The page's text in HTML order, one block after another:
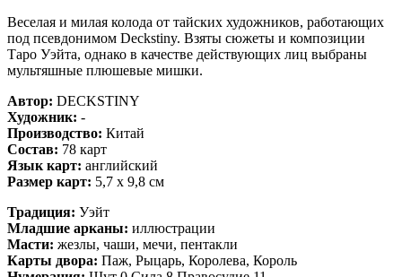
Веселая и милая колода от тайских художников, работающих
под псевдонимом Deckstiny. Взяты сюжеты и композиции
Таро Уэйта, однако в качестве действующих лиц выбраны
мультяшные плюшевые мишки.
Автор: DECKSTINY
Художник: -
Производство: Китай
Состав: 78 карт
Язык карт: английский
Размер карт: 5,7 х 9,8 см
Традиция: Уэйт
Младшие арканы: иллюстрации
Масти: жезлы, чаши, мечи, пентакли
Карты двора: Паж, Рыцарь, Королева, Король